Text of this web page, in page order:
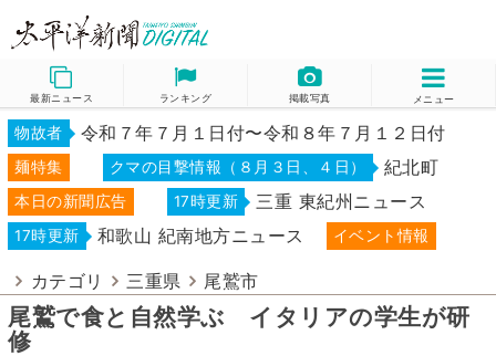
最新ニュース ランキング 掲載写真 メニュー
物故者 令和７年７月１日付〜令和８年７月１２日付
麺特集 クマの目撃情報（８月３日、４日） 紀北町
本日の新聞広告 17時更新 三重 東紀州ニュース
17時更新 和歌山 紀南地方ニュース イベント情報
カテゴリ 三重県 尾鷲市
尾鷲で食と自然学ぶ イタリアの学生が研
修